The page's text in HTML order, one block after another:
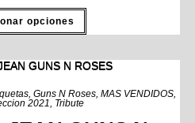
opciones
Guns N Roses MAS VENDIDOS
2021
Tribute